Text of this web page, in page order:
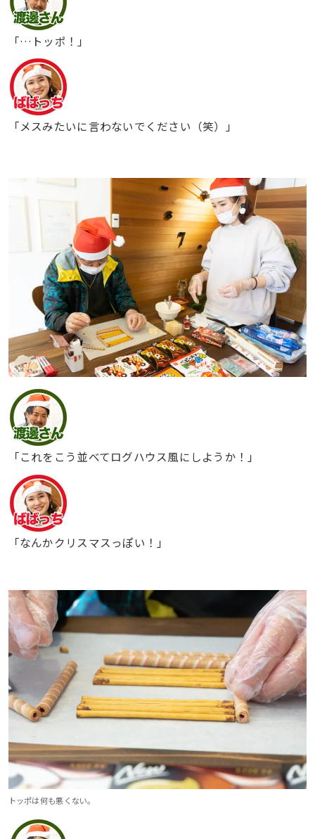
「…トッポ！」
「メスみたいに言わないでください（笑）」
「これをこう並べてログハウス風にしようか！」
「なんかクリスマスっぽい！」
トッポは何も悪くない。